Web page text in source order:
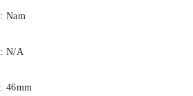
: Nam
: N/A
: 46mm